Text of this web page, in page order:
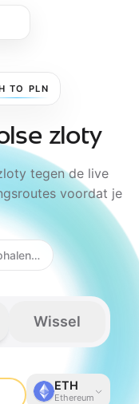
TO PLN
zloty
tegen de live
voordat je
Wissel
ETH
Ethereum